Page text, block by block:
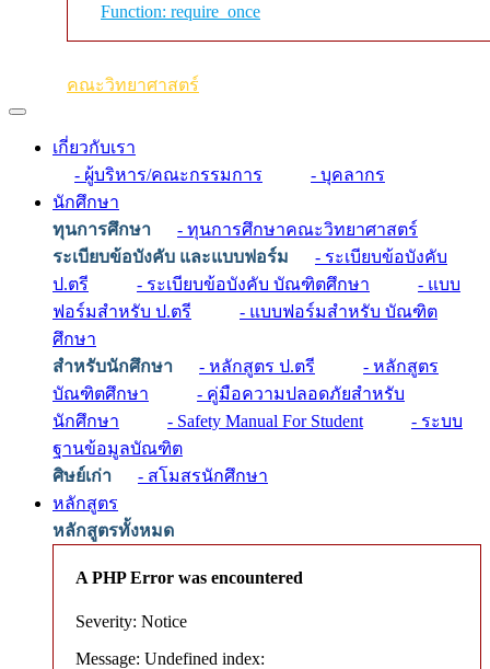
Function: require_once
คณะวิทยาศาสตร์
เกี่ยวกับเรา
- ผู้บริหาร/คณะกรรมการ
- บุคลากร
นักศึกษา
ทุนการศึกษา
- ทุนการศึกษาคณะวิทยาศาสตร์
ระเบียบข้อบังคับ และแบบฟอร์ม
- ระเบียบข้อบังคับ
ป.ตรี
- ระเบียบข้อบังคับ บัณฑิตศึกษา
- แบบ
ฟอร์มสำหรับ ป.ตรี
- แบบฟอร์มสำหรับ บัณฑิต
ศึกษา
สำหรับนักศึกษา
- หลักสูตร ป.ตรี
- หลักสูตร
บัณฑิตศึกษา
- คู่มือความปลอดภัยสำหรับ
นักศึกษา
- Safety Manual For Student
- ระบบ
ฐานข้อมูลบัณฑิต
ศิษย์เก่า
- สโมสรนักศึกษา
หลักสูตร
หลักสูตรทั้งหมด
A PHP Error was encountered
Severity: Notice
Message: Undefined index: